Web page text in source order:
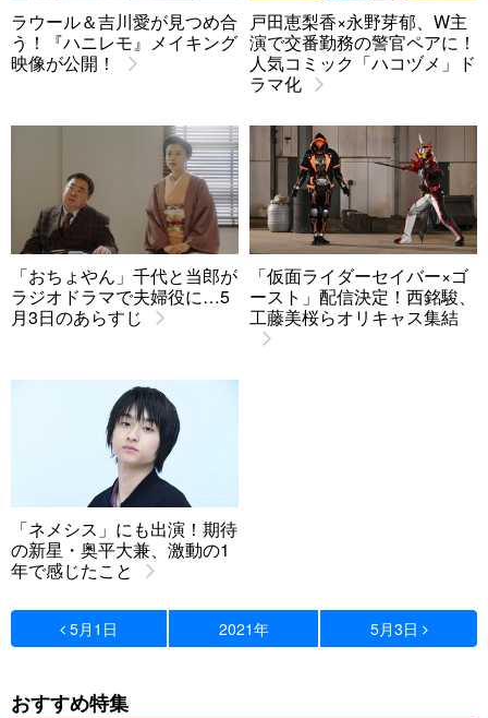
ラウール＆吉川愛が見つめ合
う！『ハニレモ』メイキング
映像が公開！
戸田恵梨香×永野芽郁、W主
演で交番勤務の警官ペアに！
人気コミック「ハコヅメ」ド
ラマ化
「おちょやん」千代と当郎が
ラジオドラマで夫婦役に…5
月3日のあらすじ
「仮面ライダーセイバー×ゴ
ースト」配信決定！西銘駿、
工藤美桜らオリキャス集結
「ネメシス」にも出演！期待
の新星・奥平大兼、激動の1
年で感じたこと
5月1日 2021年 5月3日
おすすめ特集